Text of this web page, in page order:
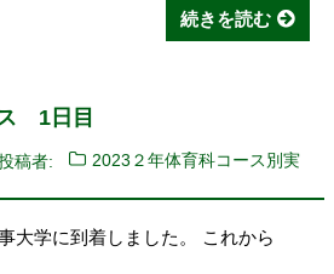
続きを読む
1日目
稿者:
2023２年体育科コース別実
大学に到着しました。 これから